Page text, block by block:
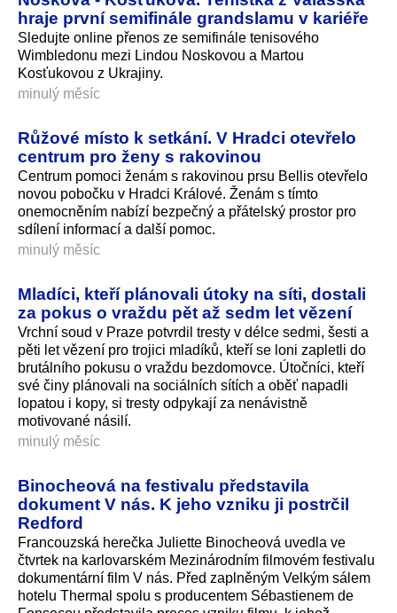
hraje první semifinále grandslamu v kariéře
Sledujte online přenos ze semifinále tenisového
Wimbledonu mezi Lindou Noskovou a Martou
Kosťukovou z Ukrajiny.
minulý měsíc
Růžové místo k setkání. V Hradci otevřelo
centrum pro ženy s rakovinou
Centrum pomoci ženám s rakovinou prsu Bellis otevřelo
novou pobočku v Hradci Králové. Ženám s tímto
onemocněním nabízí bezpečný a přátelský prostor pro
sdílení informací a další pomoc.
minulý měsíc
Mladíci, kteří plánovali útoky na síti, dostali
za pokus o vraždu pět až sedm let vězení
Vrchní soud v Praze potvrdil tresty v délce sedmi, šesti a
pěti let vězení pro trojici mladíků, kteří se loni zapletli do
brutálního pokusu o vraždu bezdomovce. Útočníci, kteří
své činy plánovali na sociálních sítích a oběť napadli
lopatou i kopy, si tresty odpykají za nenávistně
motivované násilí.
minulý měsíc
Binocheová na festivalu představila
dokument V nás. K jeho vzniku ji postrčil
Redford
Francouzská herečka Juliette Binocheová uvedla ve
čtvrtek na karlovarském Mezinárodním filmovém festivalu
dokumentární film V nás. Před zaplněným Velkým sálem
hotelu Thermal spolu s producentem Sébastienem de